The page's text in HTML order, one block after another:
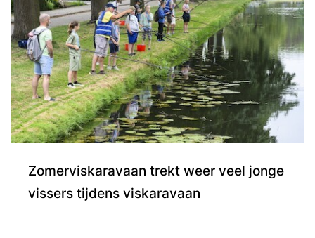
Zomerviskaravaan trekt weer veel jonge
vissers tijdens viskaravaan